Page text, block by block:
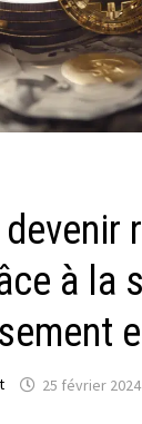
à la
25 février 2024